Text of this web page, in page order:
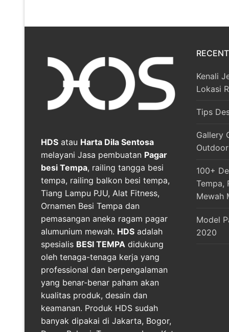
HDS atau Harta Dila Sentosa
melayani Jasa pembuatan Pagar
besi Tempa, railing tangga besi
tempa, railing balkon besi tempa,
Tiang Lampu PJU, Alat Fitness,
Ornamen Besi Tempa dan
pemasangan aneka ragam pagar
alumunium mewah. HDS adalah
spesialis BESI TEMPA didukung
oleh tenaga-tenaga kerja yang
professional dan berpengalaman
yang benar-benar paham akan
kualitas produk, desain dan
keamanan. Produk HDS sudah
banyak dipakai di Jakarta, Bogor,
Kenali
Lokasi
Tips
Gallery
Outdoor
100+
Tempa,
Mewah
Model
2020